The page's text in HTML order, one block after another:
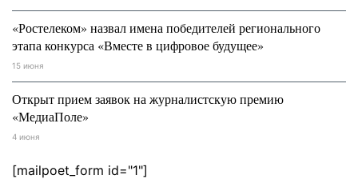
«Ростелеком» назвал имена победителей регионального
этапа конкурса «Вместе в цифровое будущее»
15 июня
Открыт прием заявок на журналистскую премию
«МедиаПоле»
4 июня
[mailpoet_form id="1"]